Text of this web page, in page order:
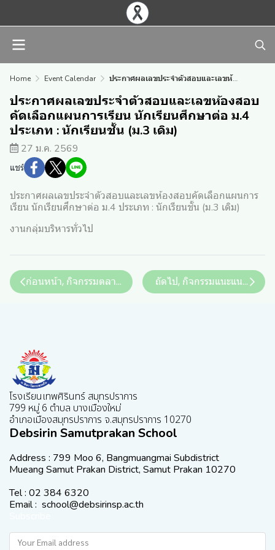
Home Event Calendar ประกาศผลเลขประจำตัวสอบและเลขห้องสอบคัดเลือกแผนการเรียน นักเรียนศึกษาต่อ ม.4 ประเภท : นักเรียนชั้น (ม.3 เดิม)
ประกาศผลเลขประจำตัวสอบและเลขห้องสอบ
คัดเลือกแผนการเรียน นักเรียนศึกษาต่อ ม.4
ประเภท : นักเรียนชั้น (ม.3 เดิม)
27 ม.ค. 2569
แชร์
ประกาศผลเลขประจำตัวสอบและเลขห้องสอบคัดเลือกแผนการ
เรียน นักเรียนศึกษาต่อ ม.4 ประเภท : นักเรียนชั้น (ม.3 เดิม)
งานกลุ่มบริหารทั่วไป
ก่อนหน้า, กิจกรรมตลาดนัดการศึกษาถัดไป, กิจกรรมแนะแนวสัญจร
โรงเรียนเทพศิรินทร์ สมุทรปราการ
799 หมู่ 6 ตำบล บางเมืองใหม่
อำเภอเมืองสมุทรปราการ จ.สมุทรปราการ 10270
Debsirin Samutprakan School
Address : 799 Moo 6, Bangmuangmai Subdistrict
Mueang Samut Prakan District, Samut Prakan 10270
Tel : 02 384 6320
Email : school@debsirinsp.ac.th